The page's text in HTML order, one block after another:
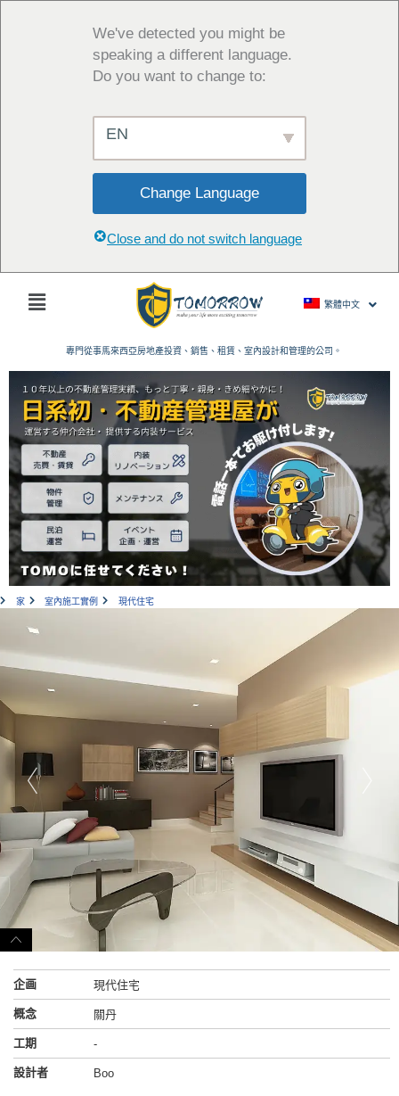
We've detected you might be
speaking a different language.
Do you want to change to:
EN
Change Language
Close and do not switch language
主
繁體中文
專門從事馬來西亞房地產投資、銷售、租賃、室內設計和管理的公司。
家 室內施工實例 現代住宅
企画 現代住宅
概念 關丹
工期 -
設計者 Boo